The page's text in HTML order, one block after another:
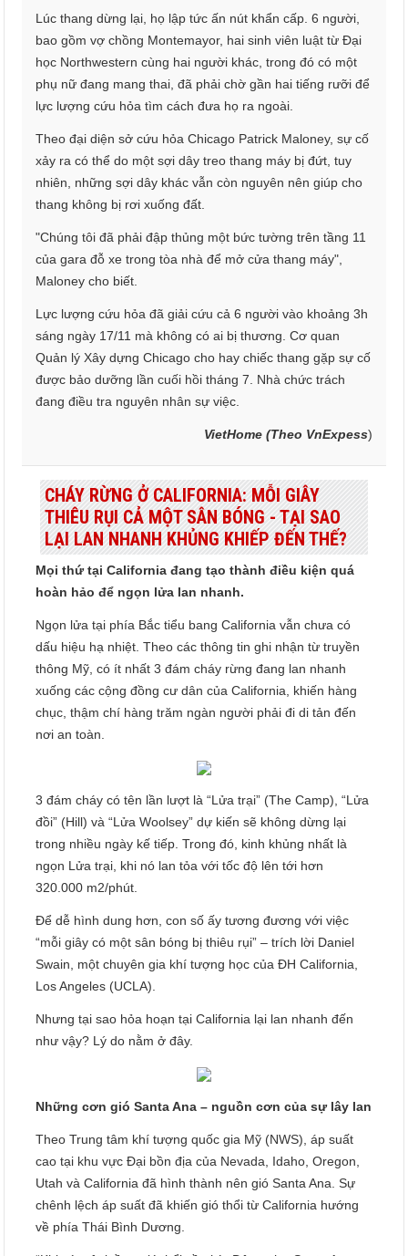
Lúc thang dừng lại, họ lập tức ấn nút khẩn cấp. 6 người,
bao gồm vợ chồng Montemayor, hai sinh viên luật từ Đại
học Northwestern cùng hai người khác, trong đó có một
phụ nữ đang mang thai, đã phải chờ gần hai tiếng rưỡi để
lực lượng cứu hỏa tìm cách đưa họ ra ngoài.
Theo đại diện sở cứu hỏa Chicago Patrick Maloney, sự cố
xảy ra có thể do một sợi dây treo thang máy bị đứt, tuy
nhiên, những sợi dây khác vẫn còn nguyên nên giúp cho
thang không bị rơi xuống đất.
"Chúng tôi đã phải đập thủng một bức tường trên tầng 11
của gara đỗ xe trong tòa nhà để mở cửa thang máy",
Maloney cho biết.
Lực lượng cứu hỏa đã giải cứu cả 6 người vào khoảng 3h
sáng ngày 17/11 mà không có ai bị thương. Cơ quan
Quản lý Xây dựng Chicago cho hay chiếc thang gặp sự cố
được bảo dưỡng lần cuối hồi tháng 7. Nhà chức trách
đang điều tra nguyên nhân sự việc.
VietHome (Theo VnExpess)
CHÁY RỪNG Ở CALIFORNIA: MỖI GIÂY
THIÊU RỤI CẢ MỘT SÂN BÓNG - TẠI SAO
LẠI LAN NHANH KHỦNG KHIẾP ĐẾN THẾ?
Mọi thứ tại California đang tạo thành điều kiện quá
hoàn hảo để ngọn lửa lan nhanh.
Ngọn lửa tại phía Bắc tiểu bang California vẫn chưa có
dấu hiệu hạ nhiệt. Theo các thông tin ghi nhận từ truyền
thông Mỹ, có ít nhất 3 đám cháy rừng đang lan nhanh
xuống các cộng đồng cư dân của California, khiến hàng
chục, thậm chí hàng trăm ngàn người phải đi di tản đến
nơi an toàn.
3 đám cháy có tên lần lượt là “Lửa trại” (The Camp), “Lửa
đồi” (Hill) và “Lửa Woolsey” dự kiến sẽ không dừng lại
trong nhiều ngày kế tiếp. Trong đó, kinh khủng nhất là
ngọn Lửa trại, khi nó lan tỏa với tốc độ lên tới hơn
320.000 m2/phút.
Để dễ hình dung hơn, con số ấy tương đương với việc
“mỗi giây có một sân bóng bị thiêu rụi” – trích lời Daniel
Swain, một chuyên gia khí tượng học của ĐH California,
Los Angeles (UCLA).
Nhưng tại sao hỏa hoạn tại California lại lan nhanh đến
như vậy? Lý do nằm ở đây.
Những cơn gió Santa Ana – nguồn cơn của sự lây lan
Theo Trung tâm khí tượng quốc gia Mỹ (NWS), áp suất
cao tại khu vực Đại bồn địa của Nevada, Idaho, Oregon,
Utah và California đã hình thành nên gió Santa Ana. Sự
chênh lệch áp suất đã khiến gió thổi từ California hướng
về phía Thái Bình Dương.